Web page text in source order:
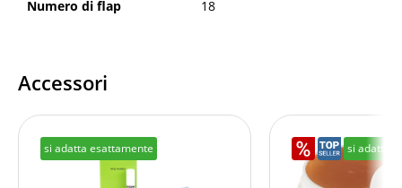
Numero di flap 18
Accessori
si adatta esattamente si adatta